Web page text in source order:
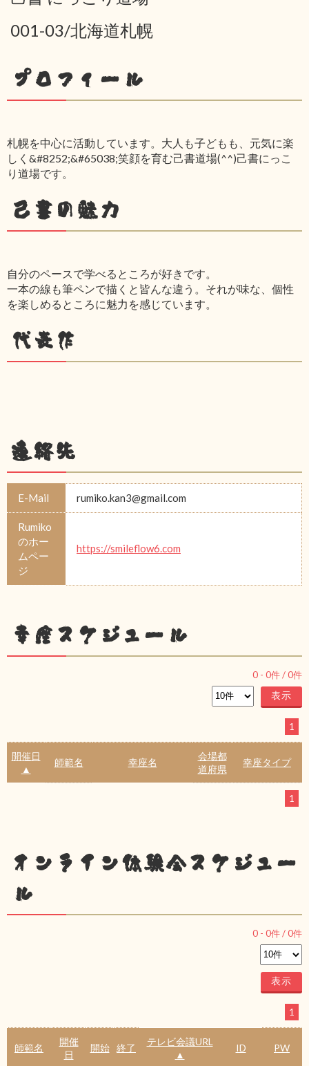
001-03/北海道札幌
プロフィール
札幌を中心に活動しています。大人も子どもも、元気に楽
しく&#8252;&#65038;笑顔を育む己書道場(^^)己書にっこ
り道場です。
己書の魅力
自分のペースで学べるところが好きです。
一本の線も筆ペンで描くと皆んな違う。それが味な、個性
を楽しめるところに魅力を感じています。
代表作
連絡先
E-Mail rumiko.kan3@gmail.com
Rumiko
のホー
ムペー
ジ
https://smileflow6.com
幸座スケジュール
0 - 0件 /0件
1
開催日
▲
師範名 幸座名
会場都
道府県
幸座タイプ
1
オンライン体験会スケジュー
ル
0 - 0件 /0件
1
師範名
開催
日
開始 終了
テレビ会議URL
▲
ID PW